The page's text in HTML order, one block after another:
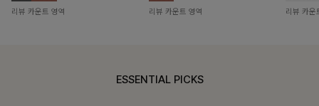
리뷰 카운트 영역 리뷰 카운트 영역 리뷰 카운
ESSENTIAL PICKS